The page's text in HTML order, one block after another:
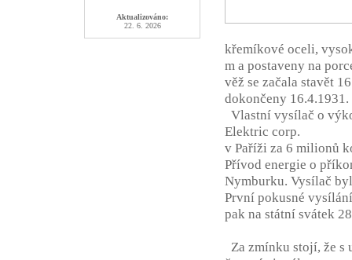
Aktualizováno:
22. 6. 2026
křemíkové oceli,
m a postaveny na
věž se začala stavět
dokončeny 16.4.1931.
Vlastní vysílač o
Elektric corp.
v Paříži za 6 milionů
Přívod energie o
Nymburku. Vysílač
První pokusné
pak na státní svátek
Za zmínku stojí, že s